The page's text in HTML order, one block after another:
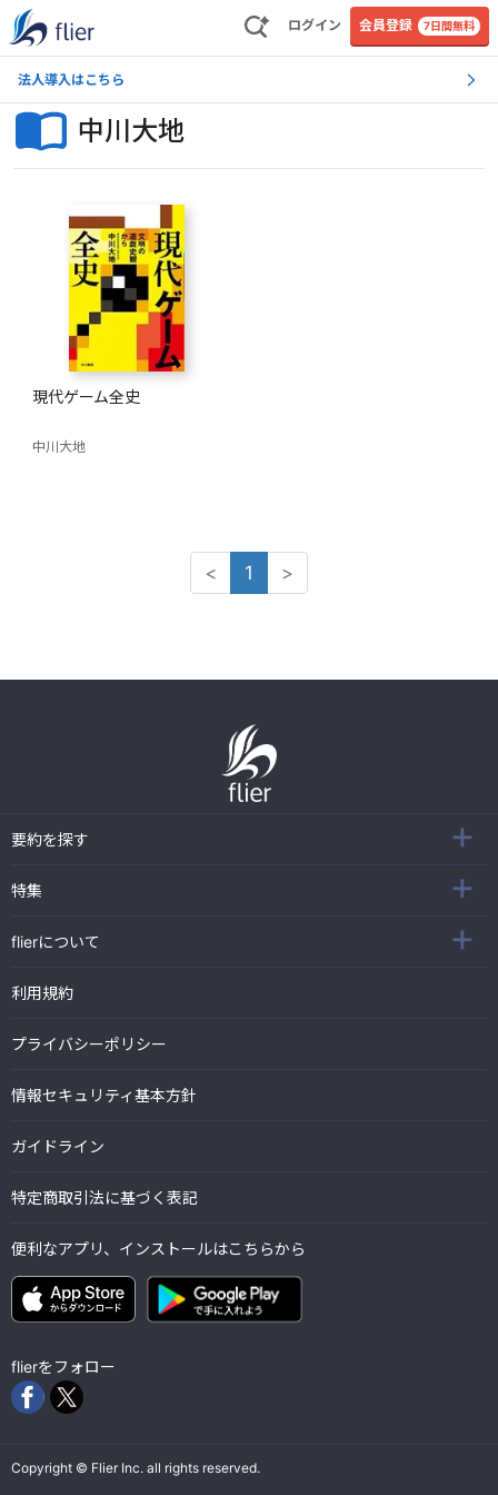
ログイン 会員登録 7日間無料
法人導入はこちら
中川大地
現代ゲーム全史
中川大地
< 1 >
要約を探す
特集
flierについて
利用規約
プライバシーポリシー
情報セキュリティ基本方針
ガイドライン
特定商取引法に基づく表記
便利なアプリ、インストールはこちらから
flierをフォロー
Copyright © Flier Inc. all rights reserved.